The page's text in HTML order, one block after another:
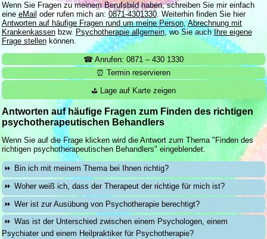
Wenn Sie Fragen zu meinem Berufsbild haben, schreiben Sie mir einfach
eine eMail oder rufen mich an: 0871-4301330. Weiterhin finden Sie hier
Antworten auf häufige Fragen rund um meine Person,Abrechnung mit
Krankenkassenbzw. Psychotherapie allgemein, wo Sie auchIhre eigene
Frage stellenkönnen.
☎ Anrufen: 0871 – 430 1330
⏰ Termin reservieren
⛳ Lage auf Karte zeigen
Antworten auf häufige Fragen zum Finden des richtigen
psychotherapeutischen Behandlers
Wenn Sie auf die Frage klicken wird die Antwort zum Thema "Finden des
richtigen psychotherapeutischen Behandlers" eingeblendet.
Bin ich mit meinem Thema bei Ihnen richtig?
Woher weiß ich, dass der Therapeut der richtige für mich ist?
Wer ist zur Ausübung von Psychotherapie berechtigt?
Was ist der Unterschied zwischen einem Psychologen, einem
Psychiater und einem Heilpraktiker für Psychotherapie?